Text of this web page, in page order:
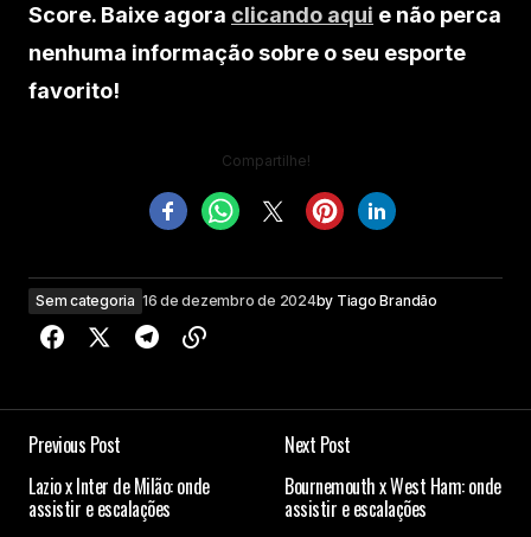
Score. Baixe agora clicando aqui e não perca
nenhuma informação sobre o seu esporte
favorito!
Compartilhe!
Sem categoria 16 de dezembro de 2024by Tiago Brandão
Previous Post
Lazio x Inter de Milão: onde
assistir e escalações
Next Post
Bournemouth x West Ham: onde
assistir e escalações